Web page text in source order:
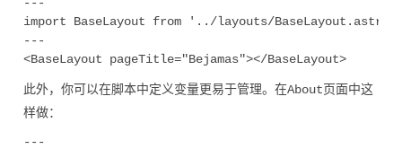
import BaseLayout from '../layouts/
---
此外，你可以在脚本中定义变量更易于管理。在About页面中这
样做：
---